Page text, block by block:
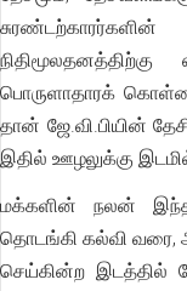
பொருளாதாரக்
தான் ஜே.வி.பியின்
இதில் ஊழலுக்கு
மக்களின் நலன் இந்த
தொடங்கி கல்வி வரை,
செய்கின்ற இடத்தில்